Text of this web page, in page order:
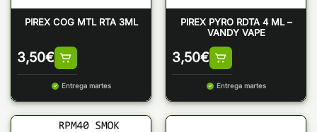
PIREX COG MTL RTA 3ML
3,50€
Entrega martes
PIREX PYRO RDTA 4 ML –
VANDY VAPE
3,50€
Entrega martes